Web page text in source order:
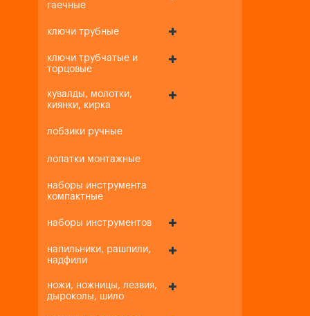
гаечные
ключи трубные
ключи трубчатые и
торцовые
кувалды, молотки,
киянки, кирка
лобзики ручные
лопатки монтажные
наборы инструмента
компактные
наборы инструментов
напильники, рашпили,
надфили
ножи, ножницы, лезвия,
дыроколы, шило